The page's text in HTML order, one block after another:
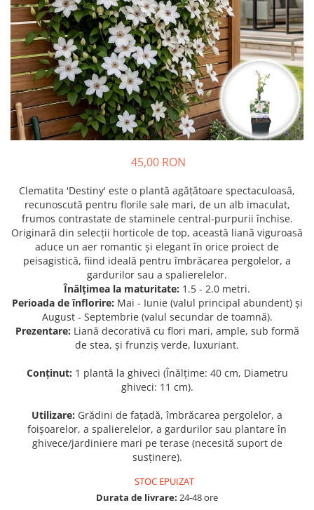
Bulbi de Echinacea
Bulbi de Frezie
Bulbi de Fritillaria
Bulbi de Gaillardia (Kokarda)
Bulbi de Gladiole
Bulbi de Irisi - Stanjenel
Bulbi de Lalele
Bulbi de Narcise
Bulbi de Ranunculus
Bulbi de Tigridia
Bulbi de Zambile
Bulbi de Zantedeschia
Mixuri de Bulbi
Seminte de Flori
Seminte de Ierburi
Seminte de Legume/Fructe
Păr - Pyrus communis
Smochini - Ficus carica
Viță de Vie - Vitis
Zmeur - Rubus
45,00 RON
Clematita 'Destiny' este o plantă agățătoare spectaculoasă,
recunoscută pentru florile sale mari, de un alb imaculat,
frumos contrastate de staminele central-purpurii închise.
Originară din selecții horticole de top, această liană viguroasă
aduce un aer romantic și elegant în orice proiect de
peisagistică, fiind ideală pentru îmbrăcarea pergolelor, a
gardurilor sau a spalierelelor.
Înălțimea la maturitate: 1.5 - 2.0 metri.
Perioada de înflorire: Mai - Iunie (valul principal abundent) și
August - Septembrie (valul secundar de toamnă).
Prezentare: Liană decorativă cu flori mari, ample, sub formă
de stea, și frunziș verde, luxuriant.
Conținut: 1 plantă la ghiveci (Înălțime: 40 cm, Diametru
ghiveci: 11 cm).
Utilizare: Grădini de fațadă, îmbrăcarea pergolelor, a
foișoarelor, a spalierelelor, a gardurilor sau plantare în
ghivece/jardiniere mari pe terase (necesită suport de
susținere).
STOC EPUIZAT
Durata de livrare: 24-48 ore